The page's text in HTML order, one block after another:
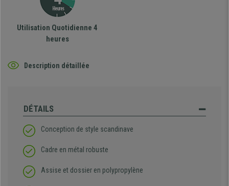
Utilisation Quotidienne 4
heures
Description détaillée
DÉTAILS
Conception de style scandinave
Cadre en métal robuste
Assise et dossier en polypropylène